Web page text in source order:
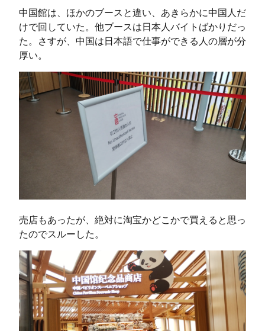
中国館は、ほかのブースと違い、あきらかに中国人だ
けで回していた。他ブースは日本人バイトばかりだっ
た。さすが、中国は日本語で仕事ができる人の層が分
厚い。
売店もあったが、絶対に淘宝かどこかで買えると思っ
たのでスルーした。